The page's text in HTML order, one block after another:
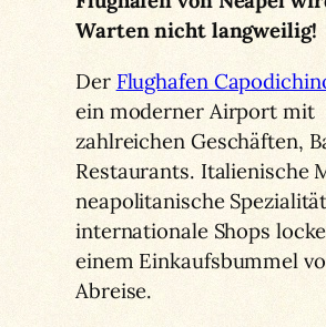
Warten nicht langweilig!
Der Flughafen
ein moderner Airport mit
zahlreichen Geschäften,
Restaurants. Italienische
neapolitanische
internationale Shops
einem Einkaufsbummel
Abreise.